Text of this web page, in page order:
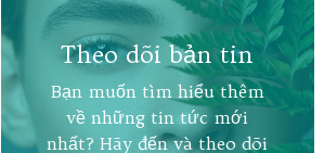
Theo dõi bản tin
Bạn muốn tìm hiểu thêm
về những tin tức mới
nhất? Hãy đến và theo dõi